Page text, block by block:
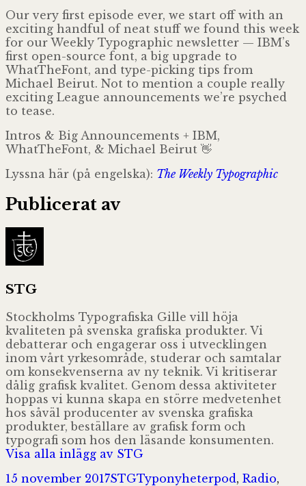
Our very first episode ever, we start off with an
exciting handful of neat stuff we found this week
for our Weekly Typographic newsletter — IBM’s
first open-source font, a big upgrade to
WhatTheFont, and type-picking tips from
Michael Beirut. Not to mention a couple really
exciting League announcements we’re psyched
to tease.
Intros & Big Announcements + IBM,
WhatTheFont, & Michael Beirut 👋
Lyssna här (på engelska): The Weekly Typographic
Publicerat av
STG
Stockholms Typografiska Gille vill höja
kvaliteten på svenska grafiska produkter. Vi
debatterar och engagerar oss i utvecklingen
inom vårt yrkesområde, studerar och samtalar
om konsekvenserna av ny teknik. Vi kritiserar
dålig grafisk kvalitet. Genom dessa aktiviteter
hoppas vi kunna skapa en större medvetenhet
hos såväl producenter av svenska grafiska
produkter, beställare av grafisk form och
typografi som hos den läsande konsumenten.
Visa alla inlägg av STG
Postat
15 november 2017Författare
STGKategorier
TyponyheterTaggar
pod, Radio,